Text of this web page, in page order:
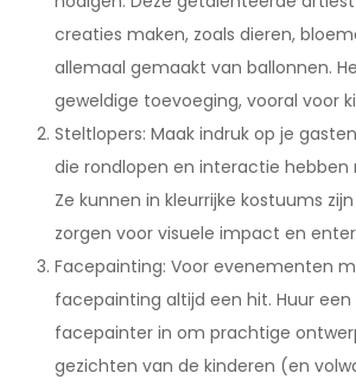
creaties maken, zoals dieren,
allemaal gemaakt van ballonnen.
geweldige toevoeging, vooral voor
Steltlopers: Maak indruk op je
die rondlopen en interactie hebben
Ze kunnen in kleurrijke kostuums
zorgen voor visuele impact en
Facepainting: Voor evenementen
facepainting altijd een hit. Huur
facepainter in om prachtige
gezichten van de kinderen (en